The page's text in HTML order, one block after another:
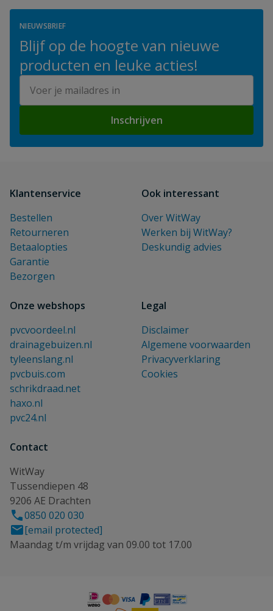
NIEUWSBRIEF
Blijf op de hoogte van nieuwe
producten en leuke acties!
Inschrijven
Klantenservice
Bestellen
Retourneren
Betaalopties
Garantie
Bezorgen
Ook interessant
Over WitWay
Werken bij WitWay?
Deskundig advies
Onze webshops
pvcvoordeel.nl
drainagebuizen.nl
tyleenslang.nl
pvcbuis.com
schrikdraad.net
haxo.nl
pvc24.nl
Legal
Disclaimer
Algemene voorwaarden
Privacyverklaring
Cookies
Contact
WitWay
Tussendiepen 48
9206 AE Drachten
0850 020 030
[email protected]
Maandag t/m vrijdag van 09.00 tot 17.00